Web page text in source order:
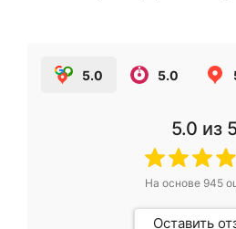
5.0 5.0
5.0 из
На основе 945
Оставить